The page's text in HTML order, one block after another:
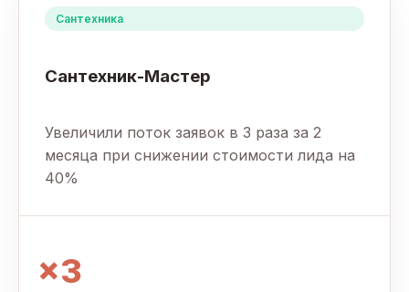
Сантехника
Сантехник-Мастер
Увеличили поток заявок в 3 раза за 2
месяца при снижении стоимости лида на
40%
×3